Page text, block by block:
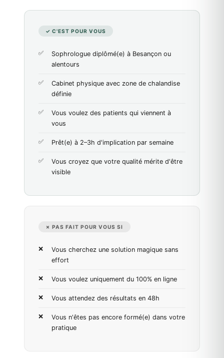
✓ C'EST POUR VOUS
Sophrologue diplômé(e) à Besançon ou
alentours
Cabinet physique avec zone de chalandise
définie
Vous voulez des patients qui viennent à
vous
Prêt(e) à 2–3h d'implication par semaine
Vous croyez que votre qualité mérite d'être
visible
✗ PAS FAIT POUR VOUS SI
Vous cherchez une solution magique sans
effort
Vous voulez uniquement du 100% en ligne
Vous attendez des résultats en 48h
Vous n'êtes pas encore formé(e) dans votre
pratique